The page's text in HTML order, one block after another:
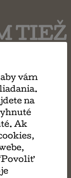
TIEŽ
vám
na
Ak